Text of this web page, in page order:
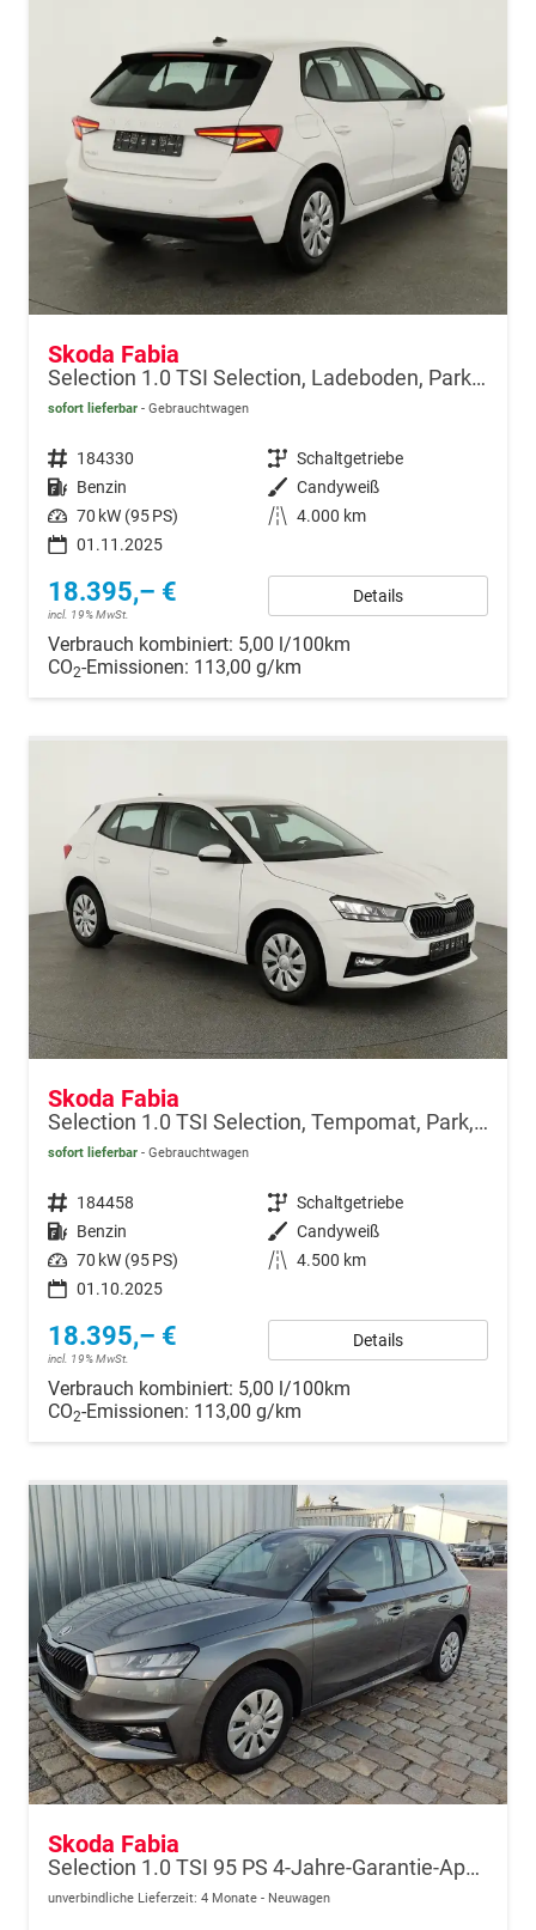
Skoda Fabia
Selection 1.0 TSI Selection, Ladeboden, Park, Winterpaket, SmartLink, 4-J Garantie
sofort lieferbar Gebrauchtwagen
Fahrzeugnr. 184330 Getriebe Schaltgetriebe
Kraftstoff Benzin Außenfarbe Candyweiß
Leistung 70 kW (95 PS) Kilometerstand 4.000 km
01.11.2025
18.395,– €
incl. 19% MwSt.
Details
Verbrauch kombiniert: 5,00 l/100km
CO2-Emissionen: 113,00 g/km
Skoda Fabia
Selection 1.0 TSI Selection, Tempomat, Park, Winterpaket, SmartLink, 4-J Garantie
sofort lieferbar Gebrauchtwagen
Fahrzeugnr. 184458 Getriebe Schaltgetriebe
Kraftstoff Benzin Außenfarbe Candyweiß
Leistung 70 kW (95 PS) Kilometerstand 4.500 km
01.10.2025
18.395,– €
incl. 19% MwSt.
Details
Verbrauch kombiniert: 5,00 l/100km
CO2-Emissionen: 113,00 g/km
Skoda Fabia
Selection 1.0 TSI 95 PS 4-Jahre-Garantie-AppleCarPlay-AndroidAuto-LED-PDC-Sitzheizung-DAB-Klima
unverbindliche Lieferzeit: 4 Monate Neuwagen